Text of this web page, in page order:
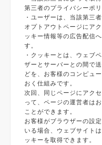
第三者のプライバシーポ
・ユーザーは、当該第三
オプトアウトページにア
ッキー情報等の広告配信
す。
・クッキーとは、ウェブ
ザーとサーバーとの間で
どを、お客様のコンピュ
おく仕組みです。
次回、同じページにアク
って、ページの運営者は
ことができます。
お客様がブラウザーの設
いる場合、ウェブサイト
ッキーを取得できます。